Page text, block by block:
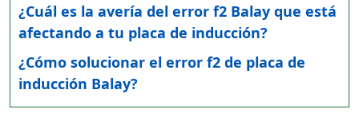
¿Cuál es la avería del error f2 Balay que está
afectando a tu placa de inducción?
¿Cómo solucionar el error f2 de placa de
inducción Balay?